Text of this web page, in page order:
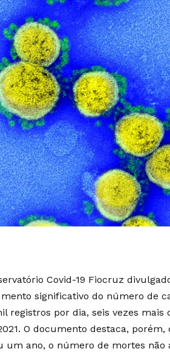
Covid-19 Fiocruz
significativo do número de
registros por dia, seis vezes mais
O documento destaca,
um ano, o número de mortes não